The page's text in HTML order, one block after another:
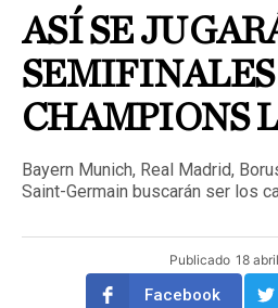
ASÍ SE
CHAMPIONS
Bayern Munich, Real Madrid,
Saint-Germain buscarán ser los
Publicado 18
Facebook